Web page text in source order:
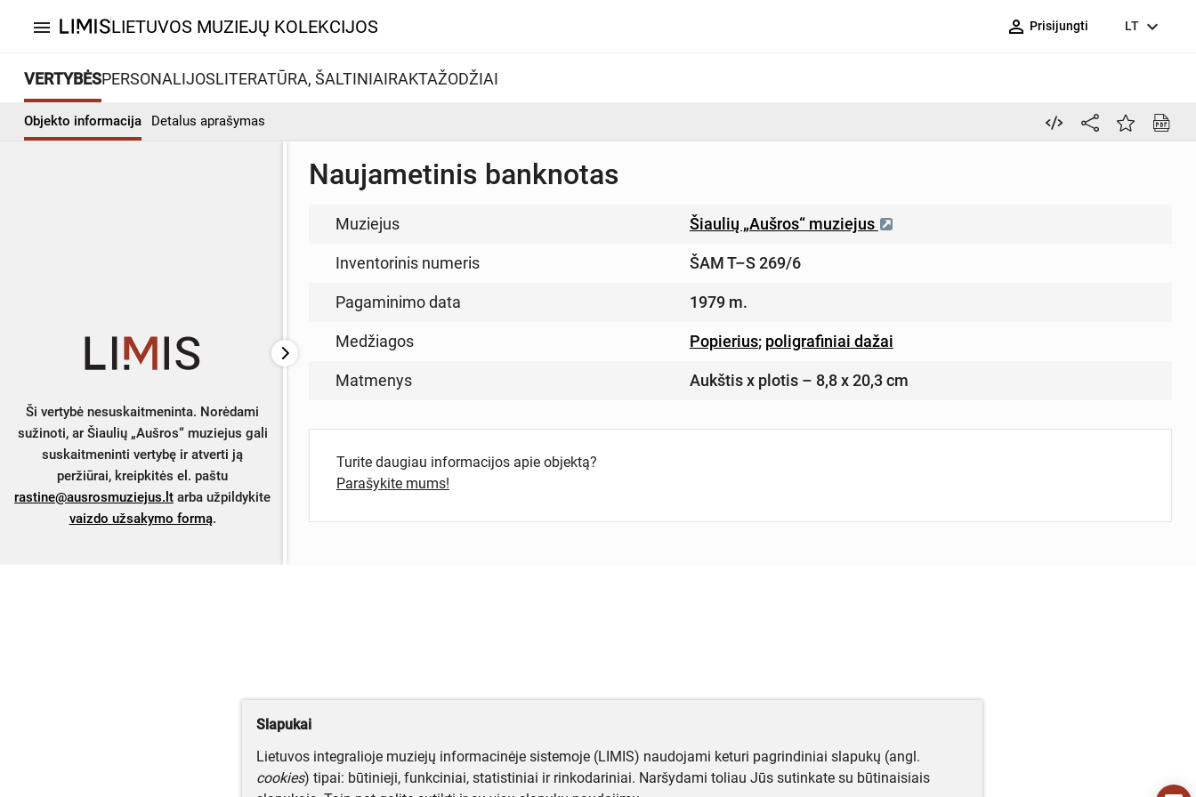
menu LIETUVOS MUZIEJŲ KOLEKCIJOS person_outline Prisijungti LT expand_more
VERTYBĖSPERSONALIJOSLITERATŪRA, ŠALTINIAIRAKTAŽODŽIAI
Objekto informacija Detalus aprašymas
Ši vertybė nesuskaitmeninta. Norėdami
sužinoti, ar Šiaulių „Aušros“ muziejus gali
suskaitmeninti vertybę ir atverti ją
peržiūrai, kreipkitės el. paštu
rastine@ausrosmuziejus.lt arba užpildykite
vaizdo užsakymo formą.
Naujametinis banknotas
Muziejus Šiaulių „Aušros“ muziejus
Inventorinis numeris ŠAM T–S 269/6
Pagaminimo data 1979 m.
Medžiagos Popierius; poligrafiniai dažai
Matmenys Aukštis x plotis – 8,8 x 20,3 cm
Turite daugiau informacijos apie objektą?
Parašykite mums!
Slapukai
Lietuvos integralioje muziejų informacinėje sistemoje (LIMIS) naudojami keturi pagrindiniai slapukų (angl.
cookies) tipai: būtinieji, funkciniai, statistiniai ir rinkodariniai. Naršydami toliau Jūs sutinkate su būtinaisiais